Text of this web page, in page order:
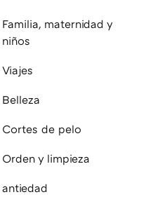
Familia, maternidad y
niños
Viajes
Belleza
Cortes de pelo
Orden y limpieza
antiedad